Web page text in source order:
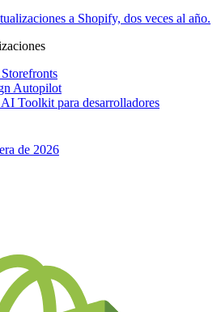
a Shopify, dos veces al año.
Autopilot
Toolkit para desarrolladores
de 2026